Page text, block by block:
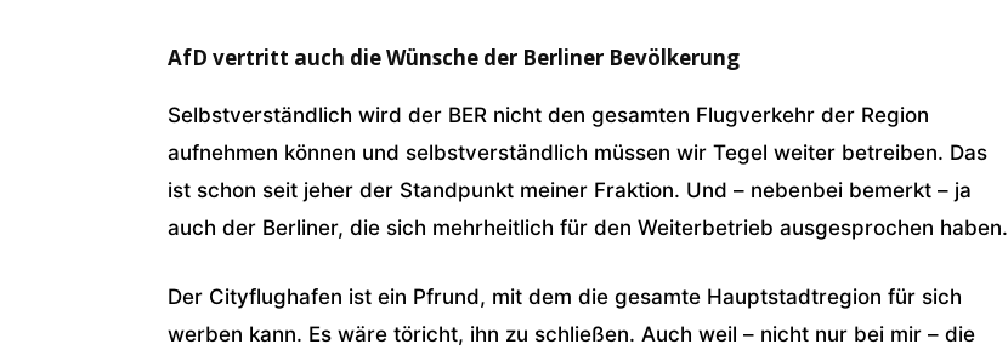
AfD vertritt auch die Wünsche der Berliner Bevölkerung
Selbstverständlich wird der BER nicht den gesamten Flugverkehr der Region
aufnehmen können und selbstverständlich müssen wir Tegel weiter betreiben. Das
ist schon seit jeher der Standpunkt meiner Fraktion. Und – nebenbei bemerkt – ja
auch der Berliner, die sich mehrheitlich für den Weiterbetrieb ausgesprochen haben.
Der Cityflughafen ist ein Pfrund, mit dem die gesamte Hauptstadtregion für sich
werben kann. Es wäre töricht, ihn zu schließen. Auch weil – nicht nur bei mir – die